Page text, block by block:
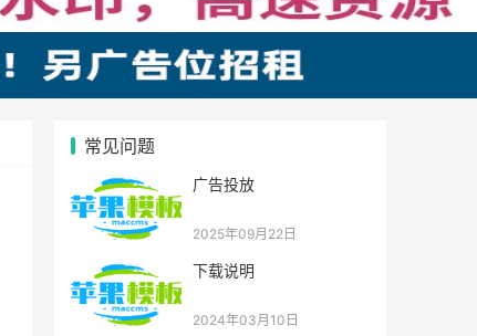
常见问题
广告投放
2025年09月22日
下载说明
2024年03月10日